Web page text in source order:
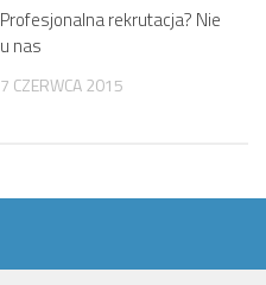
Profesjonalna rekrutacja? Nie
u nas
7 CZERWCA 2015